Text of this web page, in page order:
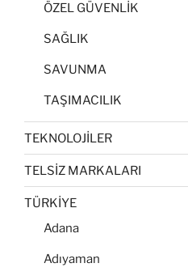
ÖZEL GÜVENLİK
SAĞLIK
SAVUNMA
TAŞIMACILIK
TEKNOLOJİLER
TELSİZ MARKALARI
TÜRKİYE
Adana
Adıyaman